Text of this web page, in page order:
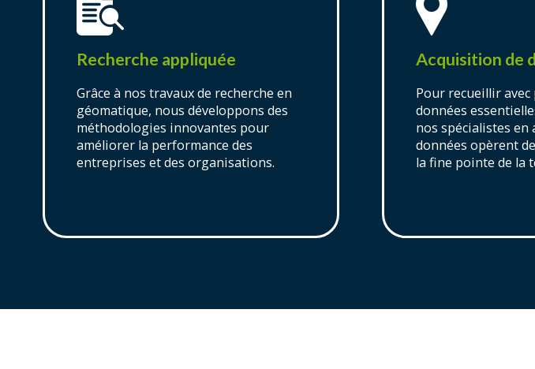
Recherche appliquée
Grâce à nos travaux de recherche en
géomatique, nous développons des
méthodologies innovantes pour
améliorer la performance des
entreprises et des organisations.
Acquisition de
Pour recueillir avec
données
nos spécialistes en
données opèrent
la fine pointe de la